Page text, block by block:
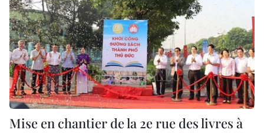
Mise en chantier de la 2e rue des livres à